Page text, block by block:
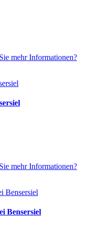
mehr Informationen?
mehr Informationen?
Bensersiel